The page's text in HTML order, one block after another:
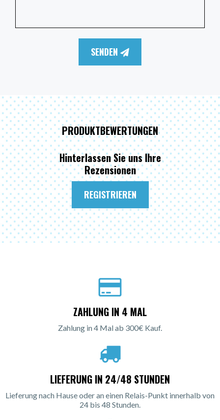
SENDEN
PRODUKTBEWERTUNGEN
Hinterlassen Sie uns Ihre
Rezensionen
REGISTRIEREN
ZAHLUNG IN 4 MAL
Zahlung in 4 Mal ab 300€ Kauf.
LIEFERUNG IN 24/48 STUNDEN
Lieferung nach Hause oder an einen Relais-Punkt innerhalb von
24 bis 48 Stunden.